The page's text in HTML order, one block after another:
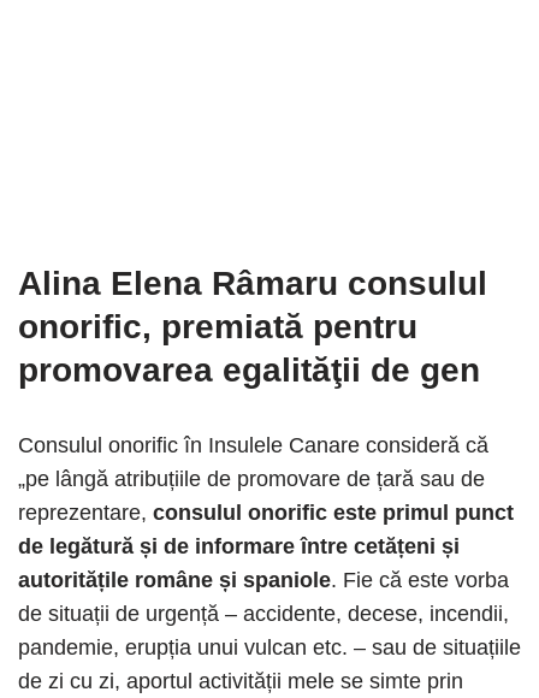
Alina Elena Râmaru consulul
onorific, premiată pentru
promovarea egalităţii de gen
Consulul onorific în Insulele Canare consideră că
„pe lângă atribuțiile de promovare de țară sau de
reprezentare, consulul onorific este primul punct
de legătură și de informare între cetățeni și
autoritățile române și spaniole. Fie că este vorba
de situații de urgență – accidente, decese, incendii,
pandemie, erupția unui vulcan etc. – sau de situațiile
de zi cu zi, aportul activității mele se simte prin